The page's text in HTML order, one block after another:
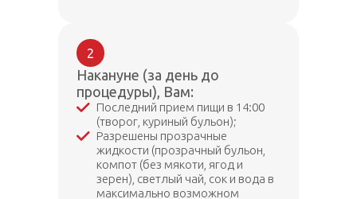
2
Накануне (за день до
процедуры), Вам:
Последний прием пищи в 14:00
(творог, куриный бульон);
Разрешены прозрачные
жидкости (прозрачный бульон,
компот (без мякоти, ягод и
зерен), светлый чай, сок и вода в
максимально возможном